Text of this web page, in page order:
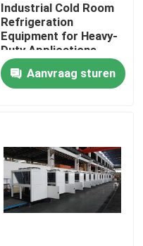
Industrial Cold Room
Refrigeration
Equipment for Heavy-
Duty Applications
220V/380V Voltage
Climate Type/
Aanvraag sturen